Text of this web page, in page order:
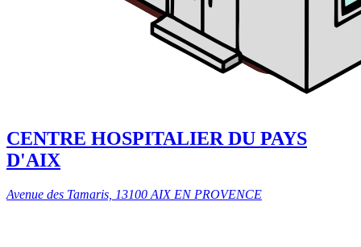
CENTRE HOSPITALIER DU PAYS
D'AIX
Avenue des Tamaris, 13100 AIX EN PROVENCE